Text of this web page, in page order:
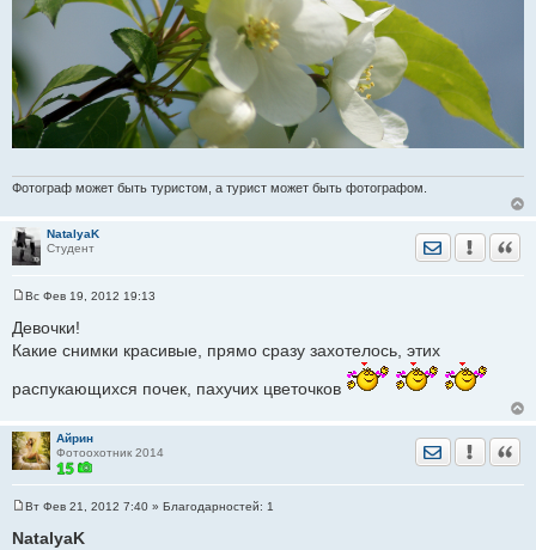
Фотограф может быть туристом, а турист может быть фотографом.
NatalyaK
Студент
Отправить
о
б
н
Вс Фев 19, 2012 19:13
Девочки!
Какие снимки красивые, прямо сразу захотелось, этих
распукающихся почек, пахучих цветочков
Айрин
Фотоохотник 2014
Отправить
о
Вт Фев 21, 2012 7:40 » Благодарностей: 1
NatalyaK